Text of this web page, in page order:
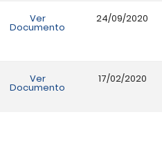
Ver
Documento
24/09/2020
Ver
Documento
17/02/2020